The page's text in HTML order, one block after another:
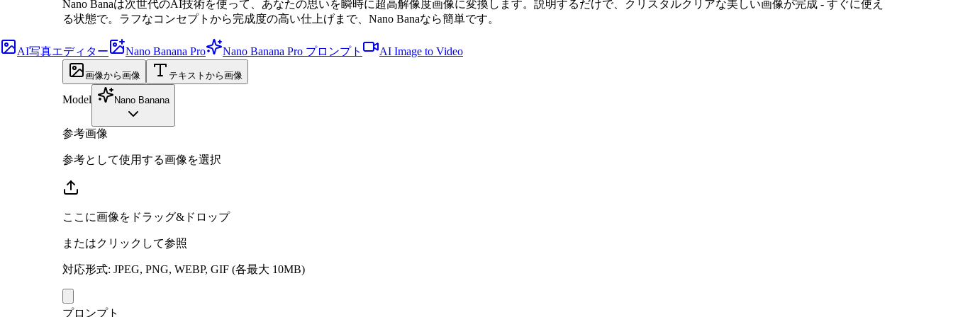
Nano Banaは次世代のAI技術を使って、あなたの思いを瞬時に超高解像度画像に変換します。説明するだけで、クリスタルクリアな美しい画像が完成 - すぐに使え
る状態で。ラフなコンセプトから完成度の高い仕上げまで、Nano Banaなら簡単です。
AI写真エディター Nano Banana Pro Nano Banana Pro プロンプト AI Image to Video
画像から画像 テキストから画像
Model Nano Banana
参考画像
参考として使用する画像を選択
ここに画像をドラッグ&ドロップ
またはクリックして参照
対応形式: JPEG, PNG, WEBP, GIF (各最大 10MB)
プロンプト